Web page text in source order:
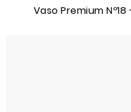
Vaso Premium